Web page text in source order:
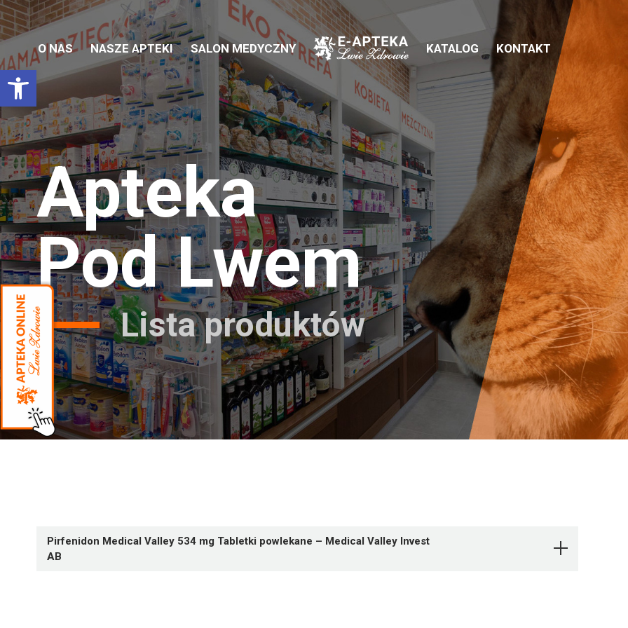
Otwórz pasek narzędzi
O NAS NASZE APTEKI SALON MEDYCZNY KATALOG KONTAKT
Apteka
Pod Lwem
Lista produktów
Pirfenidon Medical Valley 534 mg Tabletki powlekane – Medical Valley Invest
AB